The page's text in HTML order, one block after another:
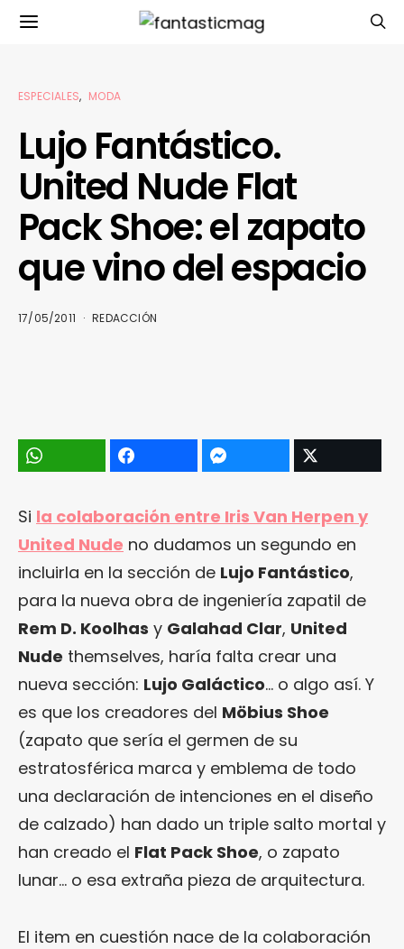
ESPECIALES MODA
Lujo Fantástico.
United Nude Flat
Pack Shoe: el zapato
que vino del espacio
17/05/2011 REDACCIÓN
Si la colaboración entre Iris Van Herpen y
United Nude no dudamos un segundo en
incluirla en la sección de Lujo Fantástico,
para la nueva obra de ingeniería zapatil de
Rem D. Koolhas y Galahad Clar, United
Nude themselves, haría falta crear una
nueva sección: Lujo Galáctico… o algo así. Y
es que los creadores del Möbius Shoe
(zapato que sería el germen de su
estratosférica marca y emblema de todo
una declaración de intenciones en el diseño
de calzado) han dado un triple salto mortal y
han creado el Flat Pack Shoe, o zapato
lunar… o esa extraña pieza de arquitectura.
El item en cuestión nace de la colaboración